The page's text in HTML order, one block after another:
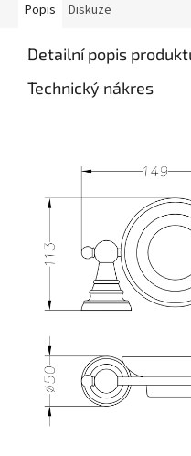
Popis Diskuze
Detailní popis
Technický nákres